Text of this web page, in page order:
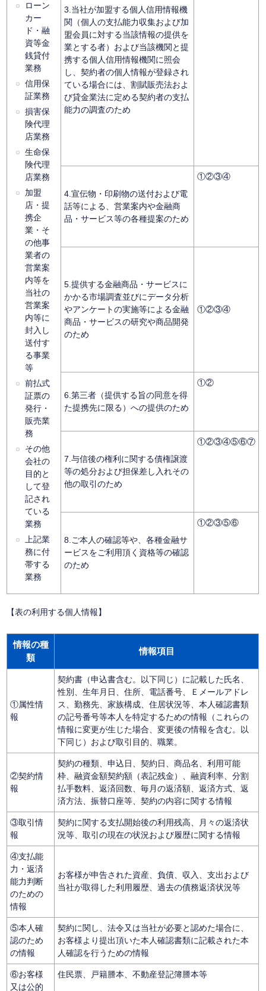
ローン
カー
ド・融
資等金
銭貸付
業務
信用保
証業務
損害保
険代理
店業務
生命保
険代理
店業務
加盟
店・提
携企
業・そ
の他事
業者の
営業案
内等を
当社の
営業案
内等に
封入し
送付す
る事業
等
前払式
証票の
発行・
販売業
務
その他
会社の
目的と
して登
記され
ている
業務
上記業
務に付
帯する
業務
3.当社が加盟する個人信用情報機
関（個人の支払能力収集および加
盟会員に対する当該情報の提供を
業とする者）および当該機関と提
携する個人信用情報機関に照会
し、契約者の個人情報が登録され
ている場合には、割賦販売法およ
び貸金業法に定める契約者の支払
能力の調査のため
4.宣伝物・印刷物の送付および電
話等による、営業案内や金融商
品・サービス等の各種提案のため
①②③④
5.提供する金融商品・サービスに
かかる市場調査並びにデータ分析
やアンケートの実施等による金融
商品・サービスの研究や商品開発
のため
①②③④
6.第三者（提供する旨の同意を得
た提携先に限る）への提供のため
①②
7.与信後の権利に関する債権譲渡
等の処分および担保差し入れその
他の取引のため
①②③④⑤⑥⑦
8.ご本人の確認等や、各種金融サ
ービスをご利用頂く資格等の確認
のため
①②③⑤⑥
【表の利用する個人情報】
情報の種
類
情報項目
①属性情
報
契約書（申込書含む。以下同じ）に記載した氏名、
性別、生年月日、住所、電話番号、Ｅメールアドレ
ス、勤務先、家族構成、住居状況等、本人確認書類
の記号番号等本人を特定するための情報（これらの
情報に変更が生じた場合、変更後の情報を含む。以
下同じ）および取引目的、職業。
②契約情
報
契約の種類、申込日、契約日、商品名、利用可能
枠、融資金額契約額（表記残金）、融資利率、分割
払手数料、返済回数、毎月の返済額、返済方式、返
済方法、振替口座等、契約の内容に関する情報
③取引情
報
契約に関する支払開始後の利用残高、月々の返済状
況等、取引の現在の状況および履歴に関する情報
④支払能
力・返済
能力判断
のための
情報
お客様が申告された資産、負債、収入、支出および
当社が取得した利用履歴、過去の債務返済状況等
⑤本人確
認のため
の情報
契約に関し、法令又は当社が必要と認めた場合に、
お客様より提出頂いた本人確認書類に記載された本
人確認を行うための情報
⑥お客様
又は公的
住民票、戸籍謄本、不動産登記簿謄本等